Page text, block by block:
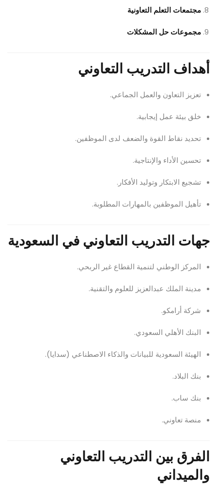
مجتمعات التعلم التعاونية
مجموعات حل المشكلات
أهداف التدريب التعاوني
تعزيز التعاون والعمل الجماعي.
خلق بيئة عمل إيجابية.
تحديد نقاط القوة والضعف لدى الموظفين.
تحسين الأداء والإنتاجية.
تشجيع الابتكار وتوليد الأفكار.
تأهيل الموظفين بالمهارات المطلوبة.
جهات التدريب التعاوني في السعودية
المركز الوطني لتنمية القطاع غير الربحي.
مدينة الملك عبدالعزيز للعلوم والتقنية.
شركة أرامكو.
البنك الأهلي السعودي.
الهيئة السعودية للبيانات والذكاء الاصطناعي (سدايا).
بنك البلاد.
بنك ساب.
منصة تعاوني.
الفرق بين التدريب التعاوني
والميداني